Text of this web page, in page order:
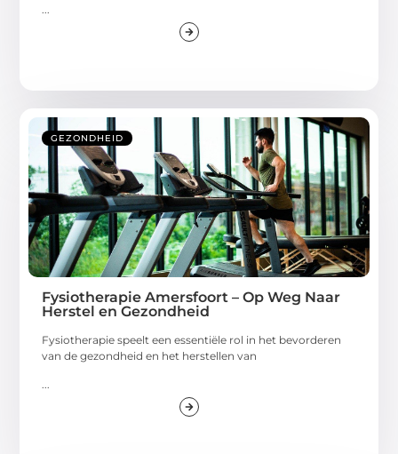
GEZONDHEID
Fysiotherapie Amersfoort – Op Weg Naar
Herstel en Gezondheid
Fysiotherapie speelt een essentiële rol in het bevorderen
van de gezondheid en het herstellen van
...